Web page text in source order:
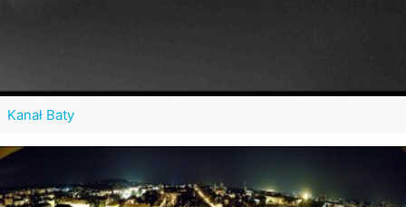
Kanał Baty